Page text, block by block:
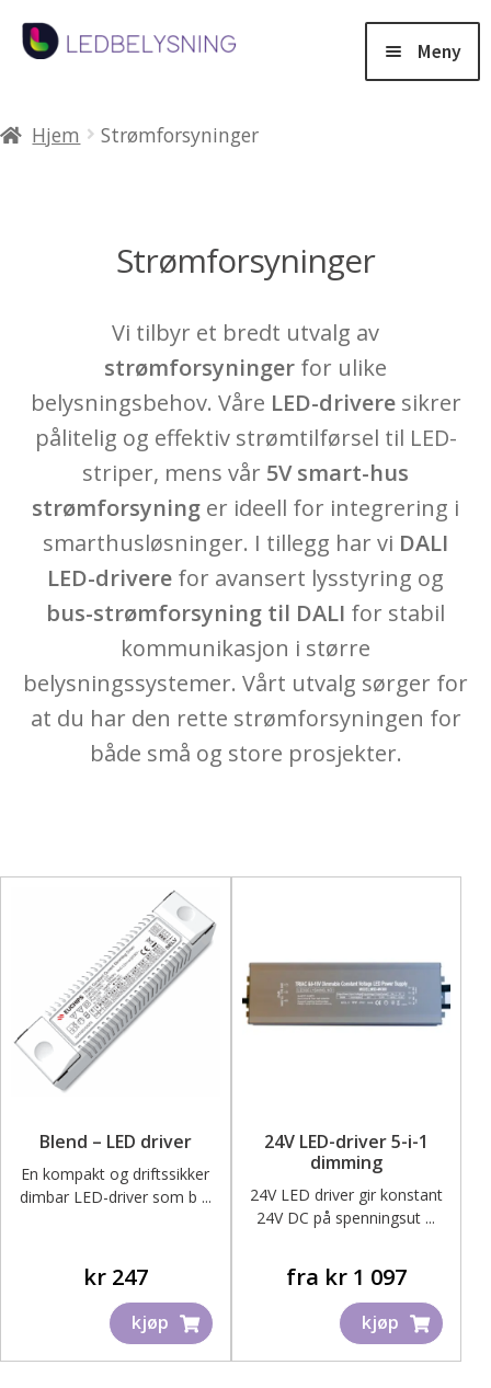
Hopp
Hopp
Meny
search
Belysning
Downlight
Vegglamper
LED-striper
Strømforsyninger
Lyskilder
Kabel
Neon Flex
Aluminiumsprofiler
Tjenester
Fold
ut
Inspirasjon
Bedriftskunde – Skjema for registrering
Kontakt oss – Få tilbud på ditt prosjekt
Hjem Strømforsyninger
Strømforsyninger
Vi tilbyr et bredt utvalg av
strømforsyninger for ulike
belysningsbehov. Våre LED-driveresikrer
pålitelig og effektiv strømtilførsel til LED-
striper, mens vår 5V smart-hus
strømforsyning er ideell for integrering i
smarthusløsninger. I tillegg har vi DALI
LED-drivere for avansert lysstyring og
bus-strømforsyning til DALI for stabil
kommunikasjon i større
belysningssystemer. Vårt utvalg sørger for
at du har den rette strømforsyningen for
både små og store prosjekter.
Blend – LED driver
En kompakt og driftssikker
dimbar LED-driver som b ...
kr247
kjøp
24V LED-driver 5-i-1
dimming
24V LED driver gir konstant
24V DC på spenningsut ...
fra kr1 097
kjøp
Dette
produktet
har
flere